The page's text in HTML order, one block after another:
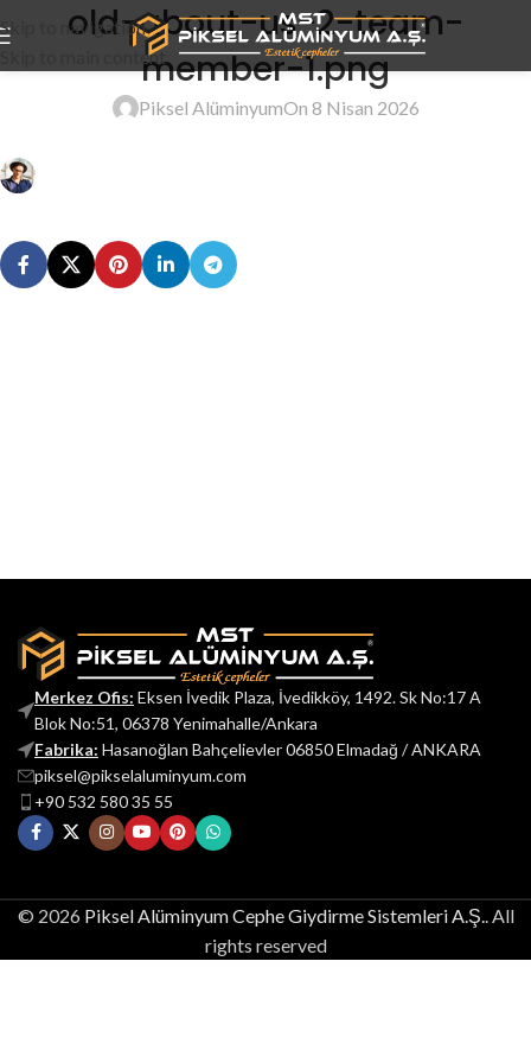
Skip to navigation
Skip to main content
old-about-us-2-team-
member-1.png
Piksel AlüminyumOn 8 Nisan 2026
Merkez Ofis: Eksen İvedik Plaza, İvedikköy, 1492. Sk No:17 A
Blok No:51, 06378 Yenimahalle/Ankara
Fabrika: Hasanoğlan Bahçelievler 06850 Elmadağ / ANKARA
piksel@pikselaluminyum.com
+90 532 580 35 55
© 2026 Piksel Alüminyum Cephe Giydirme Sistemleri A.Ş. . All
rights reserved